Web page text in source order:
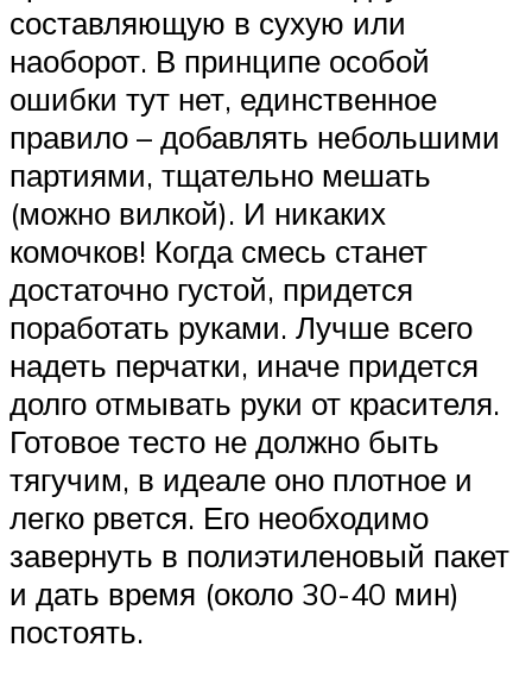
составляющую в сухую или
наоборот. В принципе особой
ошибки тут нет, единственное
правило – добавлять небольшими
партиями, тщательно мешать
(можно вилкой). И никаких
комочков! Когда смесь станет
достаточно густой, придется
поработать руками. Лучше всего
надеть перчатки, иначе придется
долго отмывать руки от красителя.
Готовое тесто не должно быть
тягучим, в идеале оно плотное и
легко рвется. Его необходимо
завернуть в полиэтиленовый пакет
и дать время (около 30-40 мин)
постоять.